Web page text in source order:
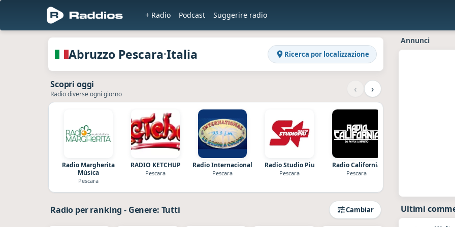
+ Radio Podcast Suggerire radio
Radio dell Abruzzo Pescara · Italiaen Raddios
Abruzzo Pescara·Italia Ricerca por localizzazione
Scopri oggi
Radio diverse ogni giorno ‹ ›
Radio Margherita
Música
Pescara
RADIO KETCHUP
Pescara
Radio Internacional
Pescara
Radio Studio Piu
Pescara
Radio California
Pescara
Radio per ranking- Genere: Tutti Cambiar
Annunci
Ultimi